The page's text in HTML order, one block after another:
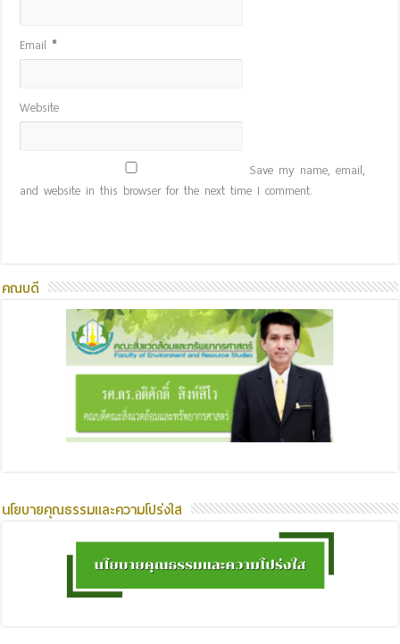
Email*
Website
Save my name, email,
and website in this browser for the next time I comment.
คณบดี
นโยบายคุณธรรมและความโปร่งใส